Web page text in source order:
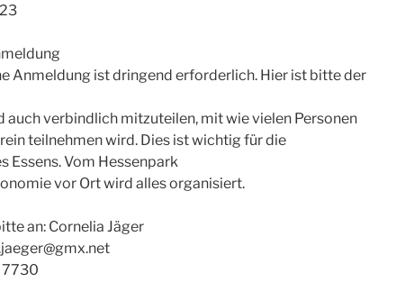
Anmeldung ist dringend erforderlich. Hier ist bitte der
auch verbindlich mitzuteilen, mit wie vielen Personen
teilnehmen wird. Dies ist wichtig für die
Essens. Vom Hessenpark
vor Ort wird alles organisiert.
an: Cornelia Jäger
7730